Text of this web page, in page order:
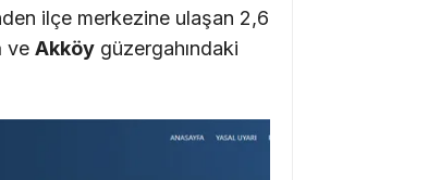
ilçe merkezine ulaşan 2,6
ve Akköy güzergahındaki